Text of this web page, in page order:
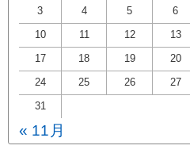
3 4 5 6
10 11 12 13
17 18 19 20
24 25 26 27
31
« 11月